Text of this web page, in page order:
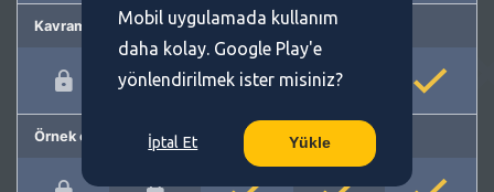
Kavram önerme
Örnek cümleler
Mobil uygulamada kullanım
daha kolay. Google Play'e
yönlendirilmek ister misiniz?
İptal Et Yükle